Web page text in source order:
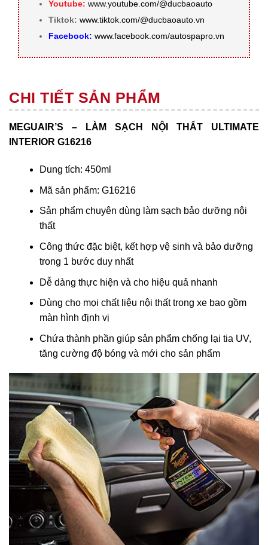
Youtube: www.youtube.com/@ducbaoauto
Tiktok: www.tiktok.com/@ducbaoauto.vn
Facebook: www.facebook.com/autospapro.vn
CHI TIẾT SẢN PHẨM
MEGUAIR’S – LÀM SẠCH NỘI THẤT ULTIMATE
INTERIOR G16216
Dung tích: 450ml
Mã sản phẩm: G16216
Sản phẩm chuyên dùng làm sạch bảo dưỡng nội
thất
Công thức đặc biệt, kết hợp vệ sinh và bảo dưỡng
trong 1 bước duy nhất
Dễ dàng thực hiện và cho hiệu quả nhanh
Dùng cho mọi chất liệu nội thất trong xe bao gồm
màn hình định vị
Chứa thành phần giúp sản phẩm chống lại tia UV,
tăng cường độ bóng và mới cho sản phẩm